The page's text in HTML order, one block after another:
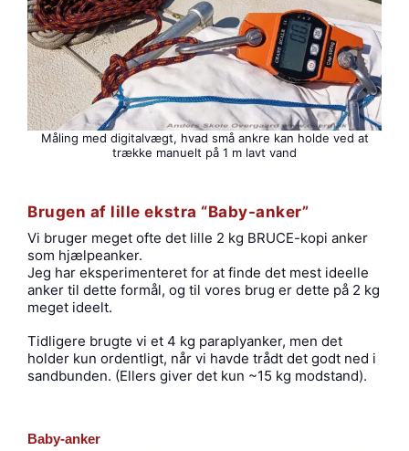
Måling med digitalvægt, hvad små ankre kan holde ved at
trække manuelt på 1 m lavt vand
Brugen af lille ekstra “Baby-anker”
Vi bruger meget ofte det lille 2 kg BRUCE-kopi anker
som hjælpeanker.
Jeg har eksperimenteret for at finde det mest ideelle
anker til dette formål, og til vores brug er dette på 2 kg
meget ideelt.
Tidligere brugte vi et 4 kg paraplyanker, men det
holder kun ordentligt, når vi havde trådt det godt ned i
sandbunden. (Ellers giver det kun ~15 kg modstand).
Baby-anker